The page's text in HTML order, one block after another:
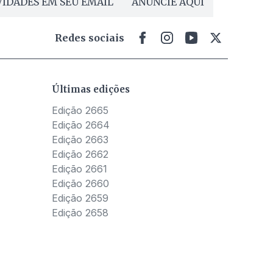
Redes sociais
Últimas edições
Edição 2665
Edição 2664
Edição 2663
Edição 2662
Edição 2661
Edição 2660
Edição 2659
Edição 2658